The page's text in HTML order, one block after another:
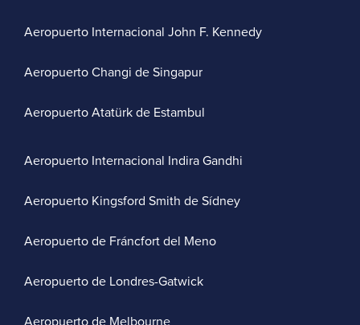
Aeropuerto Internacional John F. Kennedy
Aeropuerto Changi de Singapur
Aeropuerto Atatürk de Estambul
Aeropuerto Internacional Indira Gandhi
Aeropuerto Kingsford Smith de Sídney
Aeropuerto de Fráncfort del Meno
Aeropuerto de Londres-Gatwick
Aeropuerto de Melbourne